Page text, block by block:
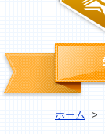
ホーム >